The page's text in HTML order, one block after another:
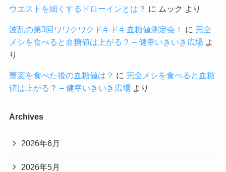
ウエストを細くするドローインとは？ に ムック より
波乱の第3回ワワクワクドキドキ血糖値測定会！ に 完全
メシを食べると血糖値は上がる？ – 健幸いきいき広場よ
り
蕎麦を食べた後の血糖値は？ に 完全メシを食べると血糖
値は上がる？ – 健幸いきいき広場より
Archives
2026年6月
2026年5月